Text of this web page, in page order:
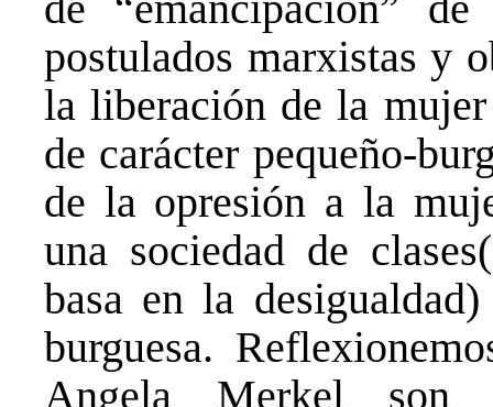
postulados marxistas y
la liberación de la
de carácter pequeño-
de la opresión a la
una sociedad de
basa en la
burguesa.
Angela Merkel son